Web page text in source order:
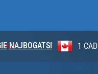
NAJBOGATSI
znów zaskoczyło 1 AUD